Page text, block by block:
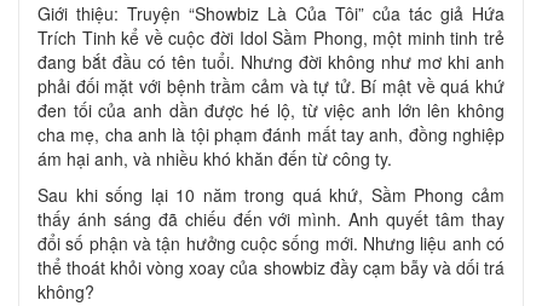
Giới thiệu: Truyện “Showbiz Là Của Tôi” của tác giả Hứa
Trích Tinh kể về cuộc đời Idol Sầm Phong, một minh tinh trẻ
đang bắt đầu có tên tuổi. Nhưng đời không như mơ khi anh
phải đối mặt với bệnh trầm cảm và tự tử. Bí mật về quá khứ
đen tối của anh dần được hé lộ, từ việc anh lớn lên không
cha mẹ, cha anh là tội phạm đánh mất tay anh, đồng nghiệp
ám hại anh, và nhiều khó khăn đến từ công ty.
Sau khi sống lại 10 năm trong quá khứ, Sầm Phong cảm
thấy ánh sáng đã chiếu đến với mình. Anh quyết tâm thay
đổi số phận và tận hưởng cuộc sống mới. Nhưng liệu anh có
thể thoát khỏi vòng xoay của showbiz đầy cạm bẫy và dối trá
không?